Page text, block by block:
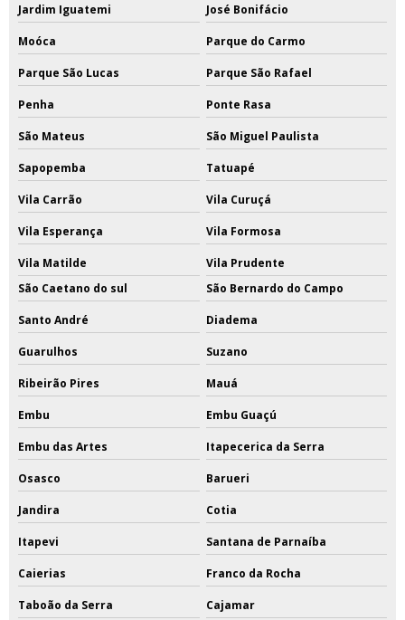
Jardim Iguatemi José Bonifácio
Moóca Parque do Carmo
Parque São Lucas Parque São Rafael
Penha Ponte Rasa
São Mateus São Miguel Paulista
Sapopemba Tatuapé
Vila Carrão Vila Curuçá
Vila Esperança Vila Formosa
Vila Matilde
Vila Prudente
São Caetano do sul
São Bernardo do Campo
Santo André Diadema
Guarulhos Suzano
Ribeirão Pires Mauá
Embu Embu Guaçú
Embu das Artes Itapecerica da Serra
Osasco Barueri
Jandira Cotia
Itapevi Santana de Parnaíba
Caierias Franco da Rocha
Taboão da Serra Cajamar